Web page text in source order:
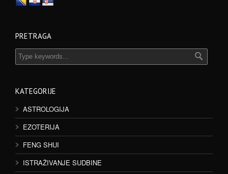
PRETRAGA
KATEGORIJE
ASTROLOGIJA
EZOTERIJA
FENG SHUI
ISTRAŽIVANJE SUDBINE